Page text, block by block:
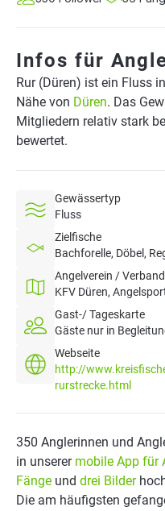
Infos für
Rur (Düren) ist ein Fluss
Nähe von Düren. Das
Mitgliedern relativ stark
bewertet.
Gewässertyp
Fluss
Zielfische
Bachforelle, Döbel,
Angelverein / Verband
KFV Düren,
Gast-/ Tageskarte
Gäste nur in
Webseite
http://
rurstrecke.html
350 Anglerinnen und
in unserer mobile App für
Fänge und drei Bilder
Die am häufigsten